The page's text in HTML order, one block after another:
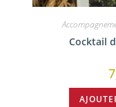
Cocktail